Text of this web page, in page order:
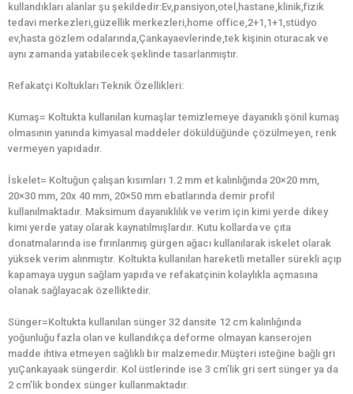
kullandıkları alanlar şu şekildedir:Ev,pansiyon,otel,hastane,klinik,fizik
tedavi merkezleri,güzellik merkezleri,home office,2+1,1+1,stüdyo
ev,hasta gözlem odalarında,Çankayaevlerinde,tek kişinin oturacak ve
aynı zamanda yatabilecek şeklinde tasarlanmıştır.
Refakatçi Koltukları Teknik Özellikleri:
Kumaş= Koltukta kullanılan kumaşlar temizlemeye dayanıklı şönil kumaş
olmasının yanında kimyasal maddeler döküldüğünde çözülmeyen, renk
vermeyen yapıdadır.
İskelet= Koltuğun çalışan kısımları 1.2 mm et kalınlığında 20×20 mm,
20×30 mm, 20x 40 mm, 20×50 mm ebatlarında demir profil
kullanılmaktadır. Maksimum dayanıklılık ve verim için kimi yerde dikey
kimi yerde yatay olarak kaynatılmışlardır. Kutu kollarda ve çıta
donatmalarında ise fırınlanmış gürgen ağacı kullanılarak iskelet olarak
yüksek verim alınmıştır. Koltukta kullanılan hareketli metaller sürekli açıp
kapamaya uygun sağlam yapıda ve refakatçinin kolaylıkla açmasına
olanak sağlayacak özelliktedir.
Sünger=Koltukta kullanılan sünger 32 dansite 12 cm kalınlığında
yoğunluğu fazla olan ve kullandıkça deforme olmayan kanserojen
madde ihtiva etmeyen sağlıklı bir malzemedir.Müşteri isteğine bağlı gri
yuÇankayaak süngerdir. Kol üstlerinde ise 3 cm’lik gri sert sünger ya da
2 cm’lik bondex sünger kullanmaktadır.